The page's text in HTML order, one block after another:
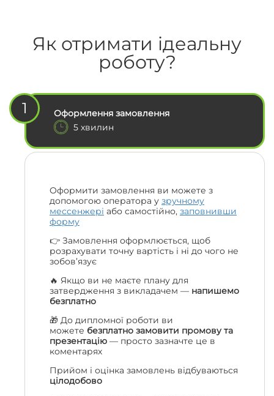
Як отримати ідеальну
роботу?
1
Оформлення замовлення
5 хвилин
Оформити замовлення ви можете з
допомогою оператора у зручному
мессенжері або самостійно, заповнивши
форму
👉 Замовлення оформлюється, щоб
розрахувати точну вартість і ні до чого не
зобов’язує
🔥 Якщо ви не маєте плану для
затвердження з викладачем — напишемо
безплатно
🎁 До дипломної роботи ви
можете безплатно замовити промову та
презентацію — просто зазначте це в
коментарях
Прийом і оцінка замовлень відбуваються
цілодобово